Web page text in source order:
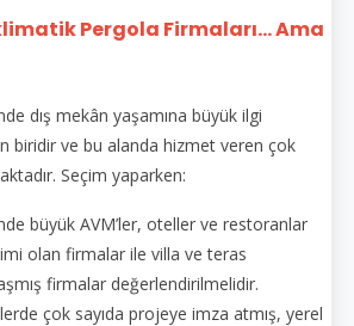
Pergola Firmaları... Ama
dış mekân yaşamına büyük ilgi
biridir ve bu alanda hizmet veren çok
Seçim yaparken:
büyük AVM’ler, oteller ve restoranlar
olan firmalar ile villa ve teras
firmalar değerlendirilmelidir.
çok sayıda projeye imza atmış, yerel